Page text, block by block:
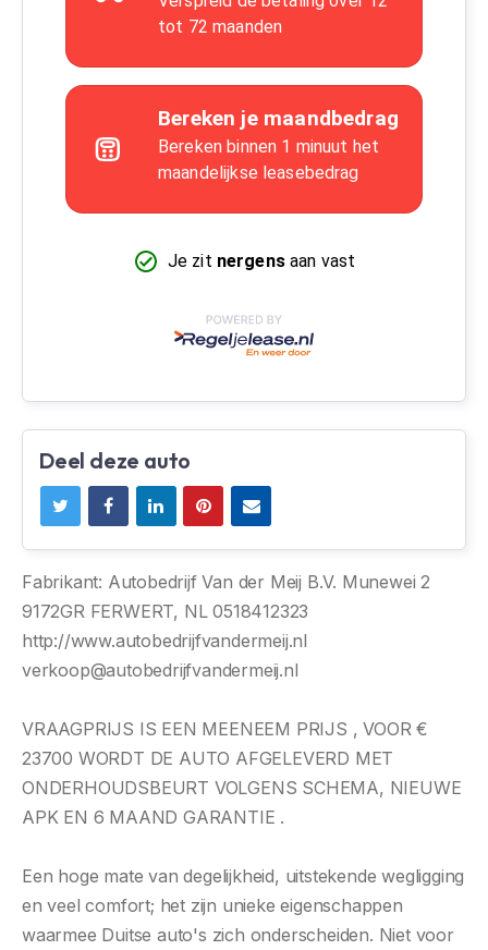
Deel deze auto
Fabrikant: Autobedrijf Van der Meij B.V. Munewei 2
9172GR FERWERT, NL 0518412323
http://www.autobedrijfvandermeij.nl
verkoop@autobedrijfvandermeij.nl
VRAAGPRIJS IS EEN MEENEEM PRIJS , VOOR €
23700 WORDT DE AUTO AFGELEVERD MET
ONDERHOUDSBEURT VOLGENS SCHEMA, NIEUWE
APK EN 6 MAAND GARANTIE .
Een hoge mate van degelijkheid, uitstekende wegligging
en veel comfort; het zijn unieke eigenschappen
waarmee Duitse auto's zich onderscheiden. Niet voor